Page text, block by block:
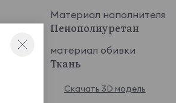
Материал наполнителя
Пенополиуретан
материал обивки
Ткань
Скачать 3D модель